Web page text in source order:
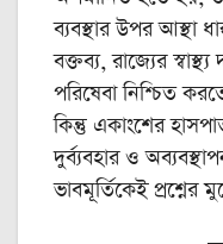
ব্যবস্থার উপর আস্থা
বক্তব্য, রাজ্যের
পরিষেবা নিশ্চিত
কিন্তু একাংশের
দুর্ব্যবহার ও
ভাবমূর্তিকেই প্রশ্নের